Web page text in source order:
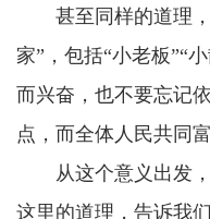
甚至同样的道理，
家”，包括“小老板”“
而兴奋，也不要忘记
点，而全体人民共同
从这个意义出发，
这里的道理，告诉我